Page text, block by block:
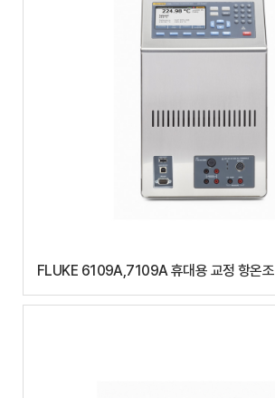
FLUKE 6109A,7109A 휴대용 교정 항온조